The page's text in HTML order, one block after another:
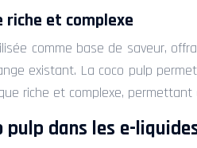
et complexe
comme base de saveur,
existant. La coco pulp
riche et complexe,
pulp dans les e-